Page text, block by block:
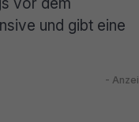
und gibt eine